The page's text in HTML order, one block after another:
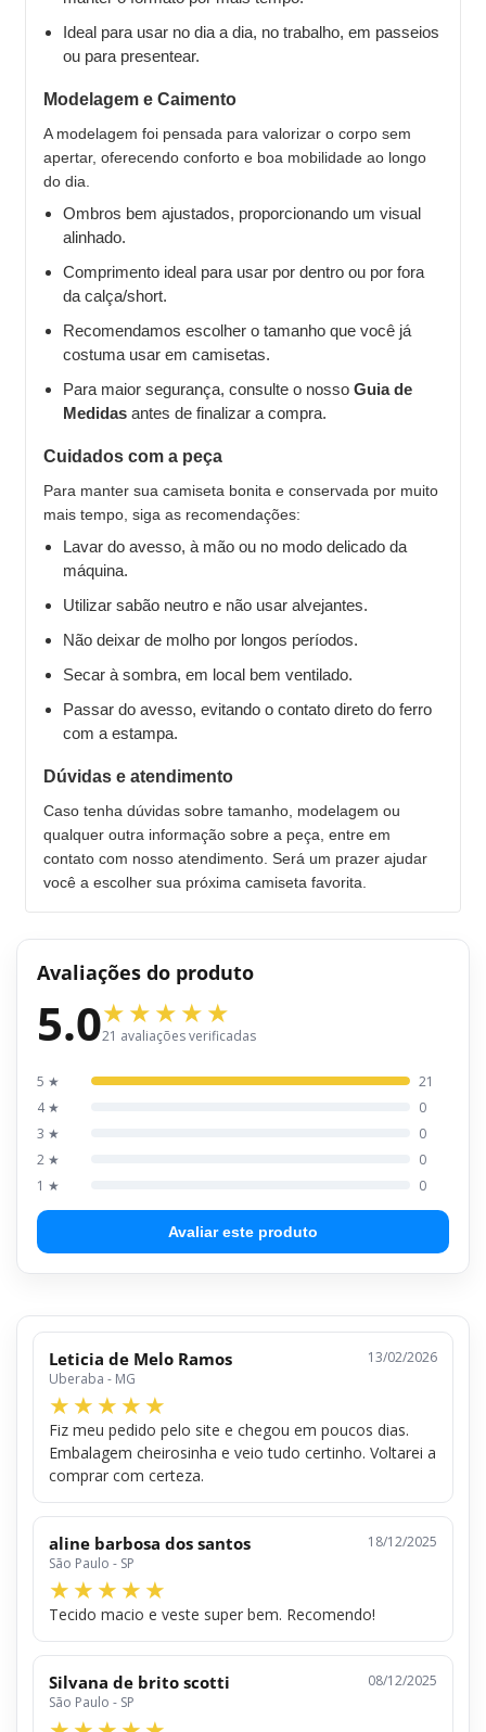
Ideal para usar no dia a dia, no trabalho, em passeios
ou para presentear.
Modelagem e Caimento
A modelagem foi pensada para valorizar o corpo sem
apertar, oferecendo conforto e boa mobilidade ao longo
do dia.
Ombros bem ajustados, proporcionando um visual
alinhado.
Comprimento ideal para usar por dentro ou por fora
da calça/short.
Recomendamos escolher o tamanho que você já
costuma usar em camisetas.
Para maior segurança, consulte o nosso Guia de
Medidas antes de finalizar a compra.
Cuidados com a peça
Para manter sua camiseta bonita e conservada por muito
mais tempo, siga as recomendações:
Lavar do avesso, à mão ou no modo delicado da
máquina.
Utilizar sabão neutro e não usar alvejantes.
Não deixar de molho por longos períodos.
Secar à sombra, em local bem ventilado.
Passar do avesso, evitando o contato direto do ferro
com a estampa.
Dúvidas e atendimento
Caso tenha dúvidas sobre tamanho, modelagem ou
qualquer outra informação sobre a peça, entre em
contato com nosso atendimento. Será um prazer ajudar
você a escolher sua próxima camiseta favorita.
Avaliações do produto
5.021 avaliações verificadas
5 ★
21
4 ★
0
3 ★
0
2 ★
0
1 ★
0
Avaliar este produto
Leticia de Melo Ramos
Uberaba - MG
13/02/2026
Fiz meu pedido pelo site e chegou em poucos dias.
Embalagem cheirosinha e veio tudo certinho. Voltarei a
comprar com certeza.
aline barbosa dos santos
São Paulo - SP
18/12/2025
Tecido macio e veste super bem. Recomendo!
Silvana de brito scotti
São Paulo - SP
08/12/2025